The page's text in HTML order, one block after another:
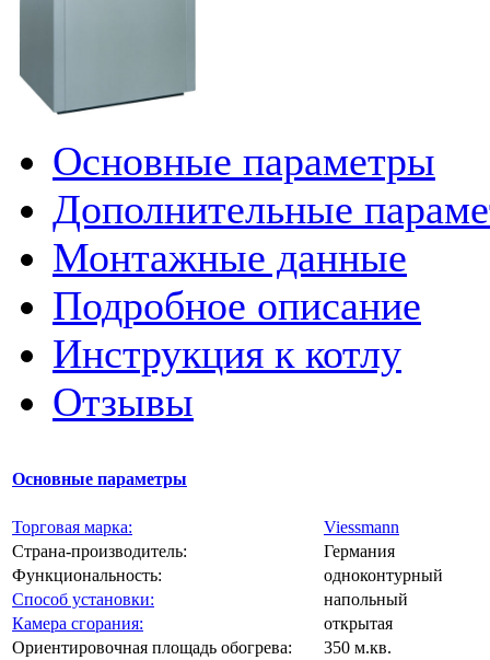
Основные параметры
Дополнительные
Монтажные данные
Подробное описание
Инструкция к котлу
Отзывы
Основные параметры
Торговая марка:
Viessmann
Страна-производитель:
Германия
Функциональность:
одноконтурный
Способ установки:
напольный
Камера сгорания:
открытая
Ориентировочная площадь обогрева:
350 м.кв.